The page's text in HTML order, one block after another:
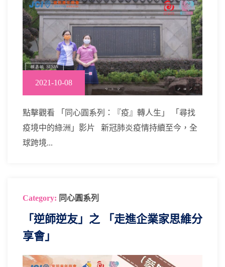
2021-10-08
點擊觀看 「同心圓系列：『疫』轉人生」 「尋找
疫境中的綠洲」影片 新冠肺炎疫情持續至今，全
球跨境...
Category: 同心圓系列
「逆師逆友」之 「走進企業家思維分
享會」